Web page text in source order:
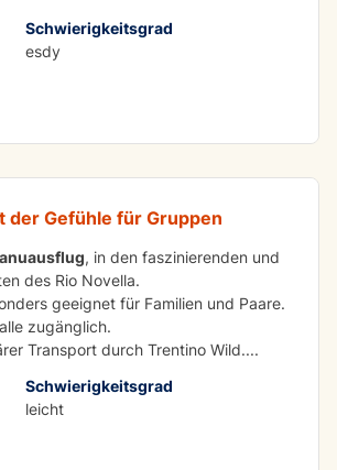
Schwierigkeitsgrad
esdy
den Novella-Schluchten für
der Gefühle für Gruppen
, in den faszinierenden und
des Rio Novella.
geeignet für Familien und Paare.
zugänglich.
Transport durch Trentino Wild....
Schwierigkeitsgrad
leicht